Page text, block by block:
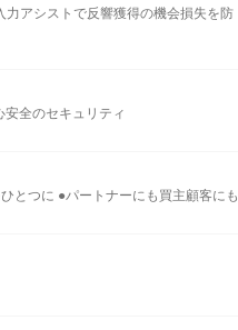
アシストで反響獲得の機会損失を防
全のセキュリティ
とつに ●パートナーにも買主顧客にも